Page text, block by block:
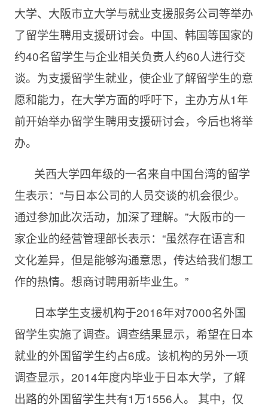
大学、大阪市立大学与就业支援服务公司等举办
了留学生聘用支援研讨会。中国、韩国等国家的
约40名留学生与企业相关负责人约60人进行交
谈。为支援留学生就业，使企业了解留学生的意
愿和能力，在大学方面的呼吁下，主办方从1年
前开始举办留学生聘用支援研讨会，今后也将举
办。
关西大学四年级的一名来自中国台湾的留学
生表示：“与日本公司的人员交谈的机会很少。
通过参加此次活动，加深了理解。”大阪市的一
家企业的经营管理部长表示：“虽然存在语言和
文化差异，但是能够沟通意思，传达给我们想工
作的热情。想商讨聘用新毕业生。”
日本学生支援机构于2016年对7000名外国
留学生实施了调查。调查结果显示，希望在日本
就业的外国留学生约占6成。该机构的另外一项
调查显示，2014年度内毕业于日本大学，了解
出路的外国留学生共有1万1556人。 其中，仅